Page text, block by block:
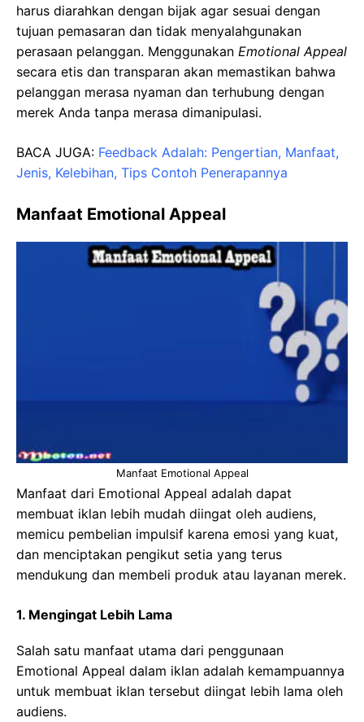
harus diarahkan dengan bijak agar sesuai dengan
tujuan pemasaran dan tidak menyalahgunakan
perasaan pelanggan. Menggunakan Emotional Appeal
secara etis dan transparan akan memastikan bahwa
pelanggan merasa nyaman dan terhubung dengan
merek Anda tanpa merasa dimanipulasi.
BACA JUGA: Feedback Adalah: Pengertian, Manfaat,
Jenis, Kelebihan, Tips Contoh Penerapannya
Manfaat Emotional Appeal
Manfaat Emotional Appeal
Manfaat dari Emotional Appeal adalah dapat
membuat iklan lebih mudah diingat oleh audiens,
memicu pembelian impulsif karena emosi yang kuat,
dan menciptakan pengikut setia yang terus
mendukung dan membeli produk atau layanan merek.
1. Mengingat Lebih Lama
Salah satu manfaat utama dari penggunaan
Emotional Appeal dalam iklan adalah kemampuannya
untuk membuat iklan tersebut diingat lebih lama oleh
audiens.